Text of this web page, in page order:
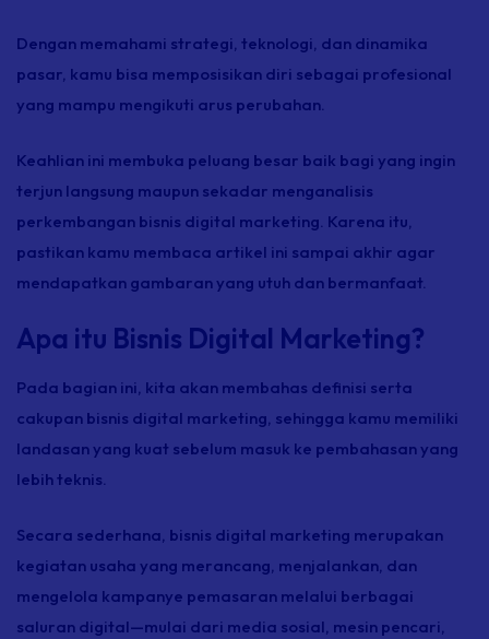
Dengan memahami strategi, teknologi, dan dinamika
pasar, kamu bisa memposisikan diri sebagai profesional
yang mampu mengikuti arus perubahan.
Keahlian ini membuka peluang besar baik bagi yang ingin
terjun langsung maupun sekadar menganalisis
perkembangan bisnis digital marketing. Karena itu,
pastikan kamu membaca artikel ini sampai akhir agar
mendapatkan gambaran yang utuh dan bermanfaat.
Apa itu Bisnis Digital Marketing?
Pada bagian ini, kita akan membahas definisi serta
cakupan bisnis digital marketing, sehingga kamu memiliki
landasan yang kuat sebelum masuk ke pembahasan yang
lebih teknis.
Secara sederhana, bisnis digital marketing merupakan
kegiatan usaha yang merancang, menjalankan, dan
mengelola kampanye pemasaran melalui berbagai
saluran digital—mulai dari media sosial, mesin pencari,